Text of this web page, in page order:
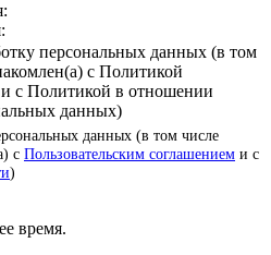
персональных данных (в том
с Политикой
с Политикой в отношении
данных)
данных (в том числе
с Пользовательским соглашением и с
)
время.